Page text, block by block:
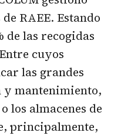
RAEE. Estando
de las recogidas
cuyos
las grandes
y mantenimiento,
los almacenes de
principalmente,